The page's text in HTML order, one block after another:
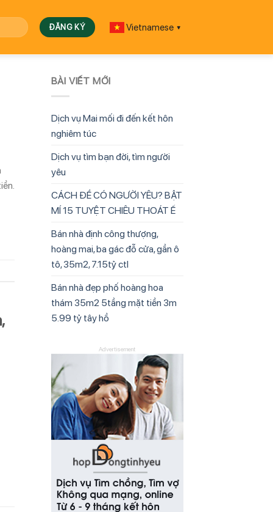
Vietnamese ▼
BÀI VIẾT MỚI
Dịch vụ Mai mối đi đến kết hôn
nghiêm túc
Dịch vụ tìm bạn đời, tìm người
yêu
CÁCH ĐỂ CÓ NGƯỜI YÊU? BẬT
MÍ 15 TUYỆT CHIÊU THOÁT Ế
Bán nhà định công thượng,
hoàng mai, ba gác đỗ cửa, gần ô
tô, 35m2, 7.15tỷ ctl
Bán nhà đẹp phố hoàng hoa
thám 35m2 5tầng mặt tiền 3m
5.99 tỷ tây hồ
Advertisement